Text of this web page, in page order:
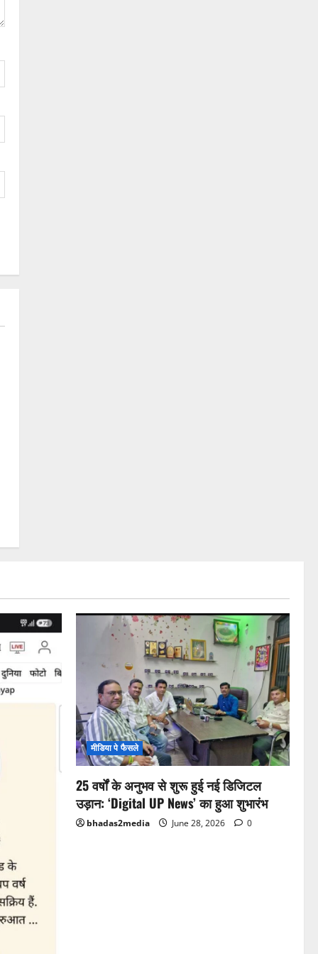
मीडिया पे फैसले
25 वर्षों के अनुभव से शुरू हुई नई डिजिटल
उड़ान: ‘Digital UP News’ का हुआ शुभारंभ
bhadas2media June 28, 2026 0